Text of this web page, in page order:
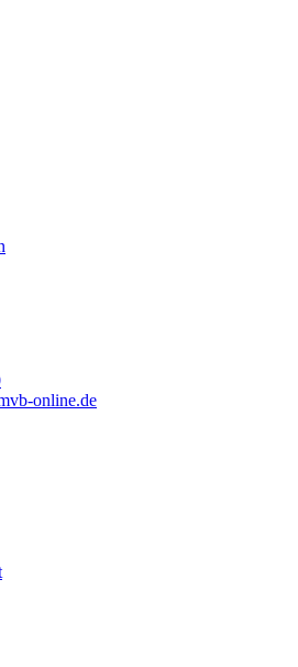
online.de
www.instagram.com/lifeatmvb/
www.linkedin.com/company/mvbbooks
www.youtube.com/@mvbbooks